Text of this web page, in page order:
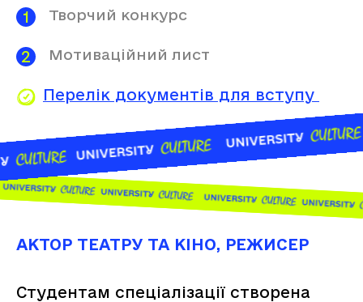
Творчий конкурс
Мотиваційний лист
Перелік документів для вступу
АКТОР ТЕАТРУ ТА КІНО, РЕЖИСЕР
Студентам спеціалізації створена